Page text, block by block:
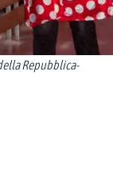
Repubblica-